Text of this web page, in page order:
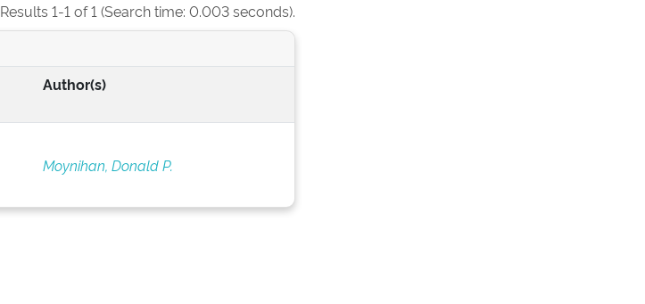
Results 1-1 of 1 (Search time: 0.003 seconds).
Author(s)
Moynihan, Donald P.